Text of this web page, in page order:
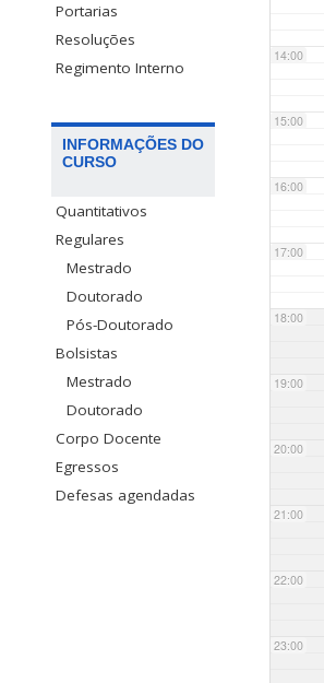
Portarias
Resoluções
Regimento Interno
INFORMAÇÕES DO
CURSO
Quantitativos
Regulares
Mestrado
Doutorado
Pós-Doutorado
Bolsistas
Mestrado
Doutorado
Corpo Docente
Egressos
Defesas agendadas
14:00
15:00
16:00
17:00
18:00
19:00
20:00
21:00
22:00
23:00